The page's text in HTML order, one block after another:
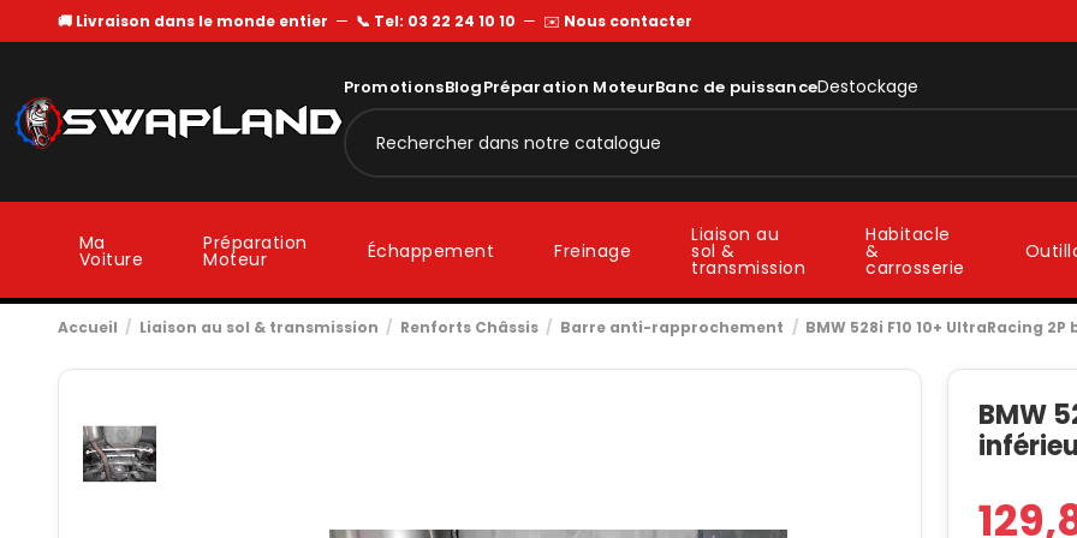
🚚 Livraison dans le monde entier — 📞 Tel: 03 22 24 10 10 — ✉️ Nous contacter
PromotionsBlogPréparation MoteurBanc de puissanceDestockage
Ma
Voiture
Préparation
Moteur Échappement Freinage
Liaison au
sol &
transmission
Habitacle
&
carrosserie
Accueil Liaison au sol & transmission Renforts Châssis Barre anti-rapprochement BMW 528i F10 10+ UltraRacing
BMW